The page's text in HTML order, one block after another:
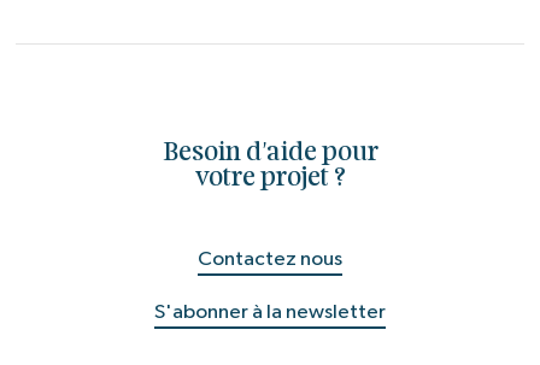
Besoin d'aide pour
votre projet ?
Contactez nous
S'abonner à la newsletter